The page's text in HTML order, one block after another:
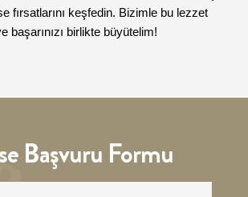
fırsatlarını keşfedin. Bizimle bu lezzet
başarınızı birlikte büyütelim!
Başvuru Formu